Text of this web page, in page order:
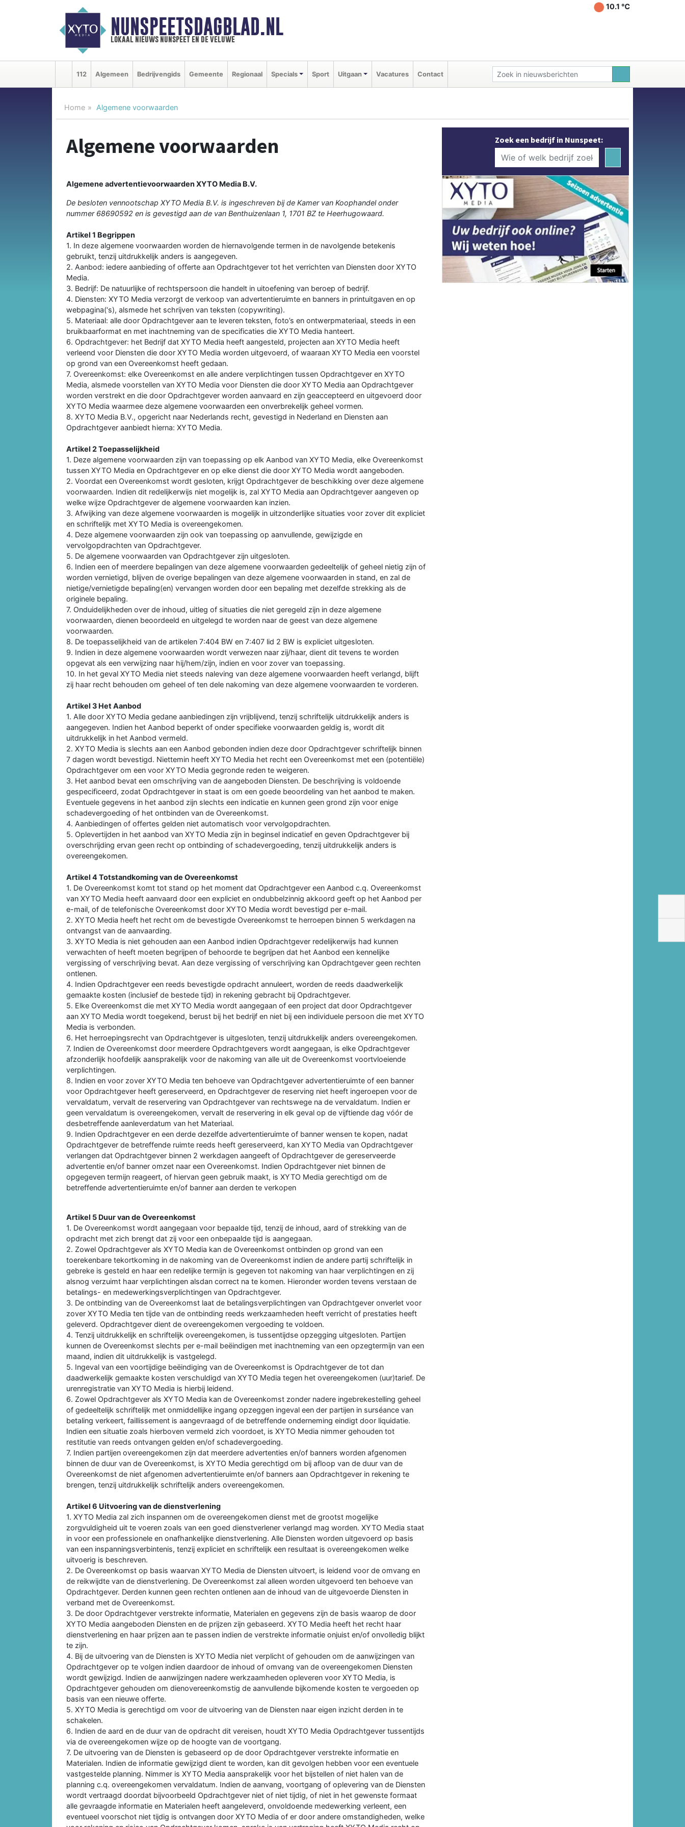
NUNSPEETSDAGBLAD.NL
lokaal nieuws nunspeet en de veluwe
10.1 ℃
112 Algemeen Bedrijvengids Gemeente Regionaal Specials Sport Uitgaan Vacatures Contact
Home Algemene voorwaarden
Algemene voorwaarden
Algemene advertentievoorwaarden XYTO Media B.V.
De besloten vennootschap XYTO Media B.V. is ingeschreven bij de Kamer van Koophandel onder
nummer 68690592 en is gevestigd aan de van Benthuizenlaan 1, 1701 BZ te Heerhugowaard.
Artikel 1 Begrippen
1. In deze algemene voorwaarden worden de hiernavolgende termen in de navolgende betekenis
gebruikt, tenzij uitdrukkelijk anders is aangegeven.
2. Aanbod: iedere aanbieding of offerte aan Opdrachtgever tot het verrichten van Diensten door XYTO
Media.
3. Bedrijf: De natuurlijke of rechtspersoon die handelt in uitoefening van beroep of bedrijf.
4. Diensten: XYTO Media verzorgt de verkoop van advertentieruimte en banners in printuitgaven en op
webpagina(‘s), alsmede het schrijven van teksten (copywriting).
5. Materiaal: alle door Opdrachtgever aan te leveren teksten, foto’s en ontwerpmateriaal, steeds in een
bruikbaarformat en met inachtneming van de specificaties die XYTO Media hanteert.
6. Opdrachtgever: het Bedrijf dat XYTO Media heeft aangesteld, projecten aan XYTO Media heeft
verleend voor Diensten die door XYTO Media worden uitgevoerd, of waaraan XYTO Media een voorstel
op grond van een Overeenkomst heeft gedaan.
7. Overeenkomst: elke Overeenkomst en alle andere verplichtingen tussen Opdrachtgever en XYTO
Media, alsmede voorstellen van XYTO Media voor Diensten die door XYTO Media aan Opdrachtgever
worden verstrekt en die door Opdrachtgever worden aanvaard en zijn geaccepteerd en uitgevoerd door
XYTO Media waarmee deze algemene voorwaarden een onverbrekelijk geheel vormen.
8. XYTO Media B.V., opgericht naar Nederlands recht, gevestigd in Nederland en Diensten aan
Opdrachtgever aanbiedt hierna: XYTO Media.
Artikel 2 Toepasselijkheid
1. Deze algemene voorwaarden zijn van toepassing op elk Aanbod van XYTO Media, elke Overeenkomst
tussen XYTO Media en Opdrachtgever en op elke dienst die door XYTO Media wordt aangeboden.
2. Voordat een Overeenkomst wordt gesloten, krijgt Opdrachtgever de beschikking over deze algemene
voorwaarden. Indien dit redelijkerwijs niet mogelijk is, zal XYTO Media aan Opdrachtgever aangeven op
welke wijze Opdrachtgever de algemene voorwaarden kan inzien.
3. Afwijking van deze algemene voorwaarden is mogelijk in uitzonderlijke situaties voor zover dit expliciet
en schriftelijk met XYTO Media is overeengekomen.
4. Deze algemene voorwaarden zijn ook van toepassing op aanvullende, gewijzigde en
vervolgopdrachten van Opdrachtgever.
5. De algemene voorwaarden van Opdrachtgever zijn uitgesloten.
6. Indien een of meerdere bepalingen van deze algemene voorwaarden gedeeltelijk of geheel nietig zijn of
worden vernietigd, blijven de overige bepalingen van deze algemene voorwaarden in stand, en zal de
nietige/vernietigde bepaling(en) vervangen worden door een bepaling met dezelfde strekking als de
originele bepaling.
7. Onduidelijkheden over de inhoud, uitleg of situaties die niet geregeld zijn in deze algemene
voorwaarden, dienen beoordeeld en uitgelegd te worden naar de geest van deze algemene
voorwaarden.
8. De toepasselijkheid van de artikelen 7:404 BW en 7:407 lid 2 BW is expliciet uitgesloten.
9. Indien in deze algemene voorwaarden wordt verwezen naar zij/haar, dient dit tevens te worden
opgevat als een verwijzing naar hij/hem/zijn, indien en voor zover van toepassing.
10. In het geval XYTO Media niet steeds naleving van deze algemene voorwaarden heeft verlangd, blijft
zij haar recht behouden om geheel of ten dele nakoming van deze algemene voorwaarden te vorderen.
Artikel 3 Het Aanbod
1. Alle door XYTO Media gedane aanbiedingen zijn vrijblijvend, tenzij schriftelijk uitdrukkelijk anders is
aangegeven. Indien het Aanbod beperkt of onder specifieke voorwaarden geldig is, wordt dit
uitdrukkelijk in het Aanbod vermeld.
2. XYTO Media is slechts aan een Aanbod gebonden indien deze door Opdrachtgever schriftelijk binnen
7 dagen wordt bevestigd. Niettemin heeft XYTO Media het recht een Overeenkomst met een (potentiële)
Opdrachtgever om een voor XYTO Media gegronde reden te weigeren.
3. Het aanbod bevat een omschrijving van de aangeboden Diensten. De beschrijving is voldoende
gespecificeerd, zodat Opdrachtgever in staat is om een goede beoordeling van het aanbod te maken.
Eventuele gegevens in het aanbod zijn slechts een indicatie en kunnen geen grond zijn voor enige
schadevergoeding of het ontbinden van de Overeenkomst.
4. Aanbiedingen of offertes gelden niet automatisch voor vervolgopdrachten.
5. Oplevertijden in het aanbod van XYTO Media zijn in beginsel indicatief en geven Opdrachtgever bij
overschrijding ervan geen recht op ontbinding of schadevergoeding, tenzij uitdrukkelijk anders is
overeengekomen.
Artikel 4 Totstandkoming van de Overeenkomst
1. De Overeenkomst komt tot stand op het moment dat Opdrachtgever een Aanbod c.q. Overeenkomst
van XYTO Media heeft aanvaard door een expliciet en ondubbelzinnig akkoord geeft op het Aanbod per
e-mail, of de telefonische Overeenkomst door XYTO Media wordt bevestigd per e-mail.
2. XYTO Media heeft het recht om de bevestigde Overeenkomst te herroepen binnen 5 werkdagen na
ontvangst van de aanvaarding.
3. XYTO Media is niet gehouden aan een Aanbod indien Opdrachtgever redelijkerwijs had kunnen
verwachten of heeft moeten begrijpen of behoorde te begrijpen dat het Aanbod een kennelijke
vergissing of verschrijving bevat. Aan deze vergissing of verschrijving kan Opdrachtgever geen rechten
ontlenen.
4. Indien Opdrachtgever een reeds bevestigde opdracht annuleert, worden de reeds daadwerkelijk
gemaakte kosten (inclusief de bestede tijd) in rekening gebracht bij Opdrachtgever.
5. Elke Overeenkomst die met XYTO Media wordt aangegaan of een project dat door Opdrachtgever
aan XYTO Media wordt toegekend, berust bij het bedrijf en niet bij een individuele persoon die met XYTO
Media is verbonden.
6. Het herroepingsrecht van Opdrachtgever is uitgesloten, tenzij uitdrukkelijk anders overeengekomen.
7. Indien de Overeenkomst door meerdere Opdrachtgevers wordt aangegaan, is elke Opdrachtgever
afzonderlijk hoofdelijk aansprakelijk voor de nakoming van alle uit de Overeenkomst voortvloeiende
verplichtingen.
8. Indien en voor zover XYTO Media ten behoeve van Opdrachtgever advertentieruimte of een banner
voor Opdrachtgever heeft gereserveerd, en Opdrachtgever de reserving niet heeft ingeroepen voor de
vervaldatum, vervalt de reservering van Opdrachtgever van rechtswege na de vervaldatum. Indien er
geen vervaldatum is overeengekomen, vervalt de reservering in elk geval op de vijftiende dag vóór de
desbetreffende aanleverdatum van het Materiaal.
9. Indien Opdrachtgever en een derde dezelfde advertentieruimte of banner wensen te kopen, nadat
Opdrachtgever de betreffende ruimte reeds heeft gereserveerd, kan XYTO Media van Opdrachtgever
verlangen dat Opdrachtgever binnen 2 werkdagen aangeeft of Opdrachtgever de gereserveerde
advertentie en/of banner omzet naar een Overeenkomst. Indien Opdrachtgever niet binnen de
opgegeven termijn reageert, of hiervan geen gebruik maakt, is XYTO Media gerechtigd om de
betreffende advertentieruimte en/of banner aan derden te verkopen
Artikel 5 Duur van de Overeenkomst
1. De Overeenkomst wordt aangegaan voor bepaalde tijd, tenzij de inhoud, aard of strekking van de
opdracht met zich brengt dat zij voor een onbepaalde tijd is aangegaan.
2. Zowel Opdrachtgever als XYTO Media kan de Overeenkomst ontbinden op grond van een
toerekenbare tekortkoming in de nakoming van de Overeenkomst indien de andere partij schriftelijk in
gebreke is gesteld en haar een redelijke termijn is gegeven tot nakoming van haar verplichtingen en zij
alsnog verzuimt haar verplichtingen alsdan correct na te komen. Hieronder worden tevens verstaan de
betalings- en medewerkingsverplichtingen van Opdrachtgever.
3. De ontbinding van de Overeenkomst laat de betalingsverplichtingen van Opdrachtgever onverlet voor
zover XYTO Media ten tijde van de ontbinding reeds werkzaamheden heeft verricht of prestaties heeft
geleverd. Opdrachtgever dient de overeengekomen vergoeding te voldoen.
4. Tenzij uitdrukkelijk en schriftelijk overeengekomen, is tussentijdse opzegging uitgesloten. Partijen
kunnen de Overeenkomst slechts per e-mail beëindigen met inachtneming van een opzegtermijn van een
maand, indien dit uitdrukkelijk is vastgelegd.
5. Ingeval van een voortijdige beëindiging van de Overeenkomst is Opdrachtgever de tot dan
daadwerkelijk gemaakte kosten verschuldigd van XYTO Media tegen het overeengekomen (uur)tarief. De
urenregistratie van XYTO Media is hierbij leidend.
6. Zowel Opdrachtgever als XYTO Media kan de Overeenkomst zonder nadere ingebrekestelling geheel
of gedeeltelijk schriftelijk met onmiddellijke ingang opzeggen ingeval een der partijen in surséance van
betaling verkeert, faillissement is aangevraagd of de betreffende onderneming eindigt door liquidatie.
Indien een situatie zoals hierboven vermeld zich voordoet, is XYTO Media nimmer gehouden tot
restitutie van reeds ontvangen gelden en/of schadevergoeding.
7. Indien partijen overeengekomen zijn dat meerdere advertenties en/of banners worden afgenomen
binnen de duur van de Overeenkomst, is XYTO Media gerechtigd om bij afloop van de duur van de
Overeenkomst de niet afgenomen advertentieruimte en/of banners aan Opdrachtgever in rekening te
brengen, tenzij uitdrukkelijk schriftelijk anders overeengekomen.
Artikel 6 Uitvoering van de dienstverlening
1. XYTO Media zal zich inspannen om de overeengekomen dienst met de grootst mogelijke
zorgvuldigheid uit te voeren zoals van een goed dienstverlener verlangd mag worden. XYTO Media staat
in voor een professionele en onafhankelijke dienstverlening. Alle Diensten worden uitgevoerd op basis
van een inspanningsverbintenis, tenzij expliciet en schriftelijk een resultaat is overeengekomen welke
uitvoerig is beschreven.
2. De Overeenkomst op basis waarvan XYTO Media de Diensten uitvoert, is leidend voor de omvang en
de reikwijdte van de dienstverlening. De Overeenkomst zal alleen worden uitgevoerd ten behoeve van
Opdrachtgever. Derden kunnen geen rechten ontlenen aan de inhoud van de uitgevoerde Diensten in
verband met de Overeenkomst.
3. De door Opdrachtgever verstrekte informatie, Materialen en gegevens zijn de basis waarop de door
XYTO Media aangeboden Diensten en de prijzen zijn gebaseerd. XYTO Media heeft het recht haar
dienstverlening en haar prijzen aan te passen indien de verstrekte informatie onjuist en/of onvolledig blijkt
te zijn.
4. Bij de uitvoering van de Diensten is XYTO Media niet verplicht of gehouden om de aanwijzingen van
Opdrachtgever op te volgen indien daardoor de inhoud of omvang van de overeengekomen Diensten
wordt gewijzigd. Indien de aanwijzingen nadere werkzaamheden opleveren voor XYTO Media, is
Opdrachtgever gehouden om dienovereenkomstig de aanvullende bijkomende kosten te vergoeden op
basis van een nieuwe offerte.
5. XYTO Media is gerechtigd om voor de uitvoering van de Diensten naar eigen inzicht derden in te
schakelen.
6. Indien de aard en de duur van de opdracht dit vereisen, houdt XYTO Media Opdrachtgever tussentijds
via de overeengekomen wijze op de hoogte van de voortgang.
7. De uitvoering van de Diensten is gebaseerd op de door Opdrachtgever verstrekte informatie en
Materialen. Indien de informatie gewijzigd dient te worden, kan dit gevolgen hebben voor een eventuele
vastgestelde planning. Nimmer is XYTO Media aansprakelijk voor het bijstellen of niet halen van de
planning c.q. overeengekomen vervaldatum. Indien de aanvang, voortgang of oplevering van de Diensten
wordt vertraagd doordat bijvoorbeeld Opdrachtgever niet of niet tijdig, of niet in het gewenste formaat
alle gevraagde informatie en Materialen heeft aangeleverd, onvoldoende medewerking verleent, een
eventueel voorschot niet tijdig is ontvangen door XYTO Media of er door andere omstandigheden, welke
Zoek een bedrijf in Nunspeet: